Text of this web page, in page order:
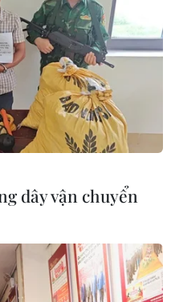
dây vận chuyển